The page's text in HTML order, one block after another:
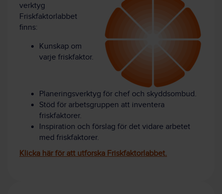
verktyg
Friskfaktorlabbet
finns:
Kunskap om
varje friskfaktor.
Planeringsverktyg för chef och skyddsombud.
Stöd för arbetsgruppen att inventera
friskfaktorer.
Inspiration och förslag för det vidare arbetet
med friskfaktorer.
Klicka här för att utforska Friskfaktorlabbet.